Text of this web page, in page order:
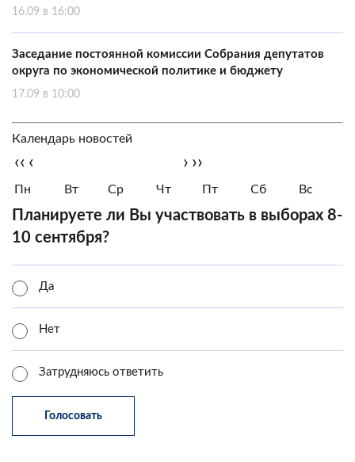
16.09 в 16:00
Заседание постоянной комиссии Собрания депутатов
округа по экономической политике и бюджету
17.09 в 10:00
Календарь новостей
‹‹ ‹ › ››
Пн Вт Ср Чт Пт Сб Вс
Планируете ли Вы участвовать в выборах 8-
10 сентября?
Да
Нет
Затрудняюсь ответить